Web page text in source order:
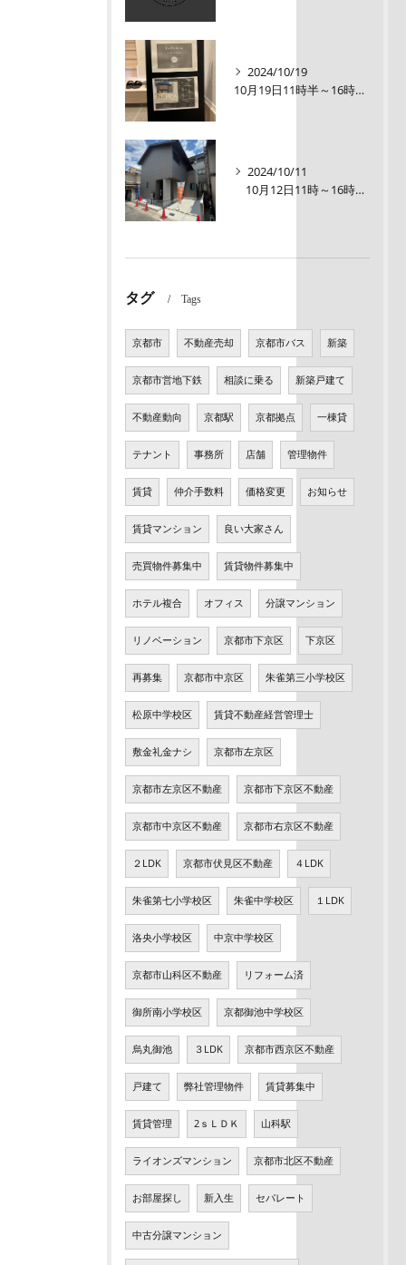
2024/10/19
10月19日11時半～16時00【オープンルーム】伏見区醍醐大構町新築戸建
2024/10/11
10月12日11時～16時【オープンルーム】伏見区醍醐大構町 新築戸建て
タグ Tags
京都市 不動産売却 京都市バス 新築
京都市営地下鉄 相談に乗る 新築戸建て
不動産動向 京都駅 京都拠点 一棟貸
テナント 事務所 店舗 管理物件
賃貸 仲介手数料 価格変更 お知らせ
賃貸マンション 良い大家さん
売買物件募集中 賃貸物件募集中
ホテル複合 オフィス 分譲マンション
リノベーション 京都市下京区 下京区
再募集 京都市中京区 朱雀第三小学校区
松原中学校区 賃貸不動産経営管理士
敷金礼金ナシ 京都市左京区
京都市左京区不動産 京都市下京区不動産
京都市中京区不動産 京都市右京区不動産
２LDK 京都市伏見区不動産 ４LDK
朱雀第七小学校区 朱雀中学校区 １LDK
洛央小学校区 中京中学校区
京都市山科区不動産 リフォーム済
御所南小学校区 京都御池中学校区
烏丸御池 ３LDK 京都市西京区不動産
戸建て 弊社管理物件 賃貸募集中
賃貸管理 2ｓＬＤＫ 山科駅
ライオンズマンション 京都市北区不動産
お部屋探し 新入生 セパレート
中古分譲マンション